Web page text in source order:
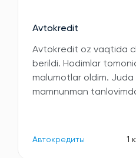
Avtokredit
Avtokredit oz vaqtida
berildi. Hodimlar
malumotlar oldim. Juda
mamnunman
Автокредиты 1